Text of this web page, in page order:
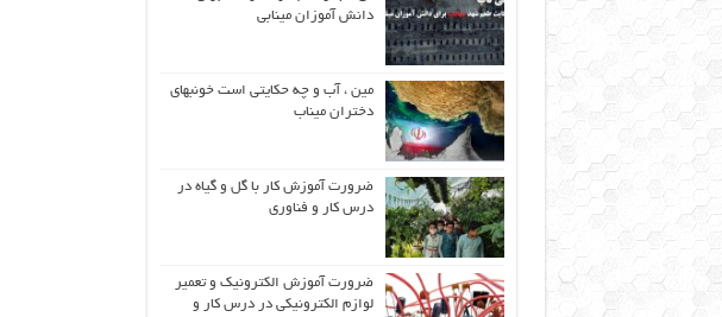
دانش آموزان مینابی
مین ، آب و چه حکایتی است خونبهای
دختران میناب
ضرورت آموزش کار با گل و گیاه در
درس کار و فناوری
ضرورت آموزش الکترونیک و تعمیر
لوازم الکترونیکی در درس کار و